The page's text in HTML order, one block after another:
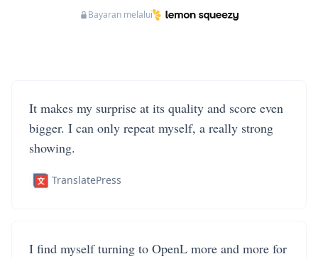
Bayaran melalui
It makes my surprise at its quality and score even
bigger. I can only repeat myself, a really strong
showing.
TranslatePress
I find myself turning to OpenL more and more for